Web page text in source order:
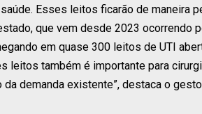
Esses leitos ficarão de maneira
que vem desde 2023 ocorrendo
em quase 300 leitos de UTI
leitos também é importante para
demanda existente”, destaca o